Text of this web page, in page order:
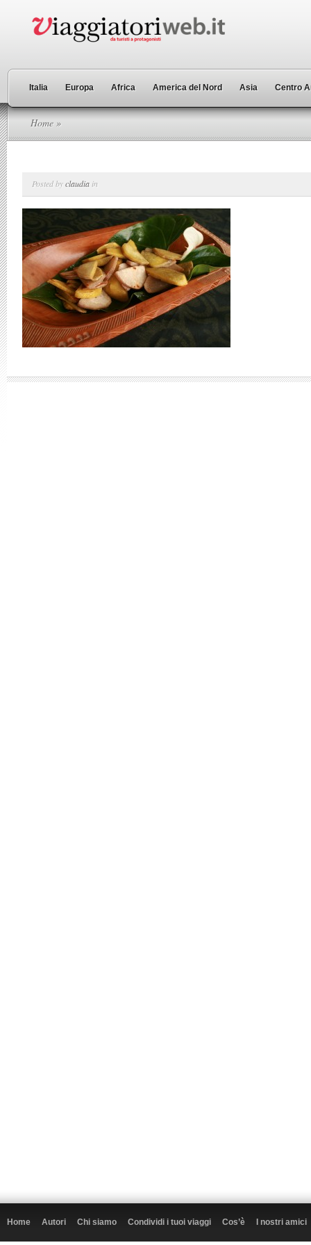
Italia Europa Africa America del Nord Asia Centro
Home »
Posted byclaudia in
Home Autori Chi siamo Condividi i tuoi viaggi Cos’è I nostri amici